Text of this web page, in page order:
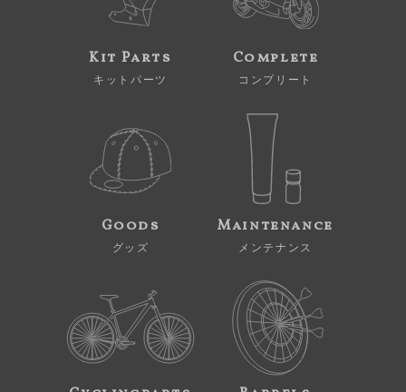
Kit Parts
キットパーツ
Complete
コンプリート
Goods
グッズ
Maintenance
メンテナンス